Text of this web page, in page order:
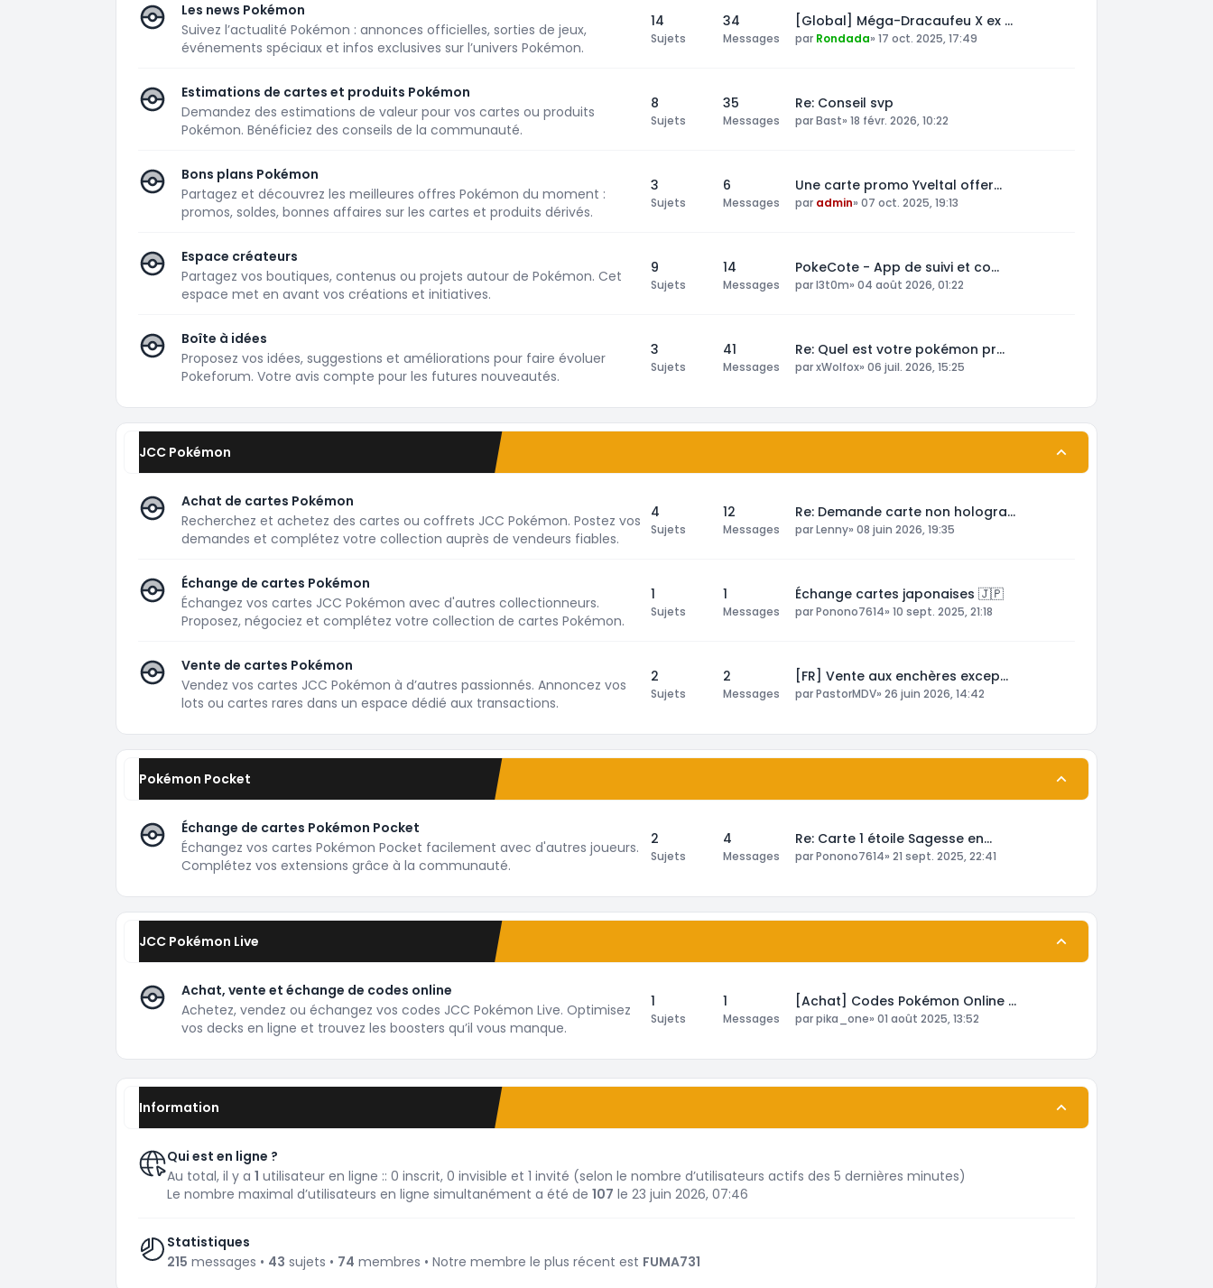
Les news Pokémon
Suivez l’actualité Pokémon : annonces officielles, sorties de jeux,
événements spéciaux et infos exclusives sur l’univers Pokémon.
14
Sujets
34
Messages
[Global] Méga-Dracaufeu X ex …
par Rondada» 17 oct. 2025, 17:49
Estimations de cartes et produits Pokémon
Demandez des estimations de valeur pour vos cartes ou produits
Pokémon. Bénéficiez des conseils de la communauté.
8
Sujets
35
Messages
Re: Conseil svp
parBast» 18 févr. 2026, 10:22
Bons plans Pokémon
Partagez et découvrez les meilleures offres Pokémon du moment :
promos, soldes, bonnes affaires sur les cartes et produits dérivés.
3
Sujets
6
Messages
Une carte promo Yveltal offer…
par admin» 07 oct. 2025, 19:13
Espace créateurs
Partagez vos boutiques, contenus ou projets autour de Pokémon. Cet
espace met en avant vos créations et initiatives.
9
Sujets
14
Messages
PokeCote - App de suivi et co…
parl3t0m» 04 août 2026, 01:22
Boîte à idées
Proposez vos idées, suggestions et améliorations pour faire évoluer
Pokeforum. Votre avis compte pour les futures nouveautés.
3
Sujets
41
Messages
Re: Quel est votre pokémon pr…
parxWolfox» 06 juil. 2026, 15:25
JCC Pokémon
Achat de cartes Pokémon
Recherchez et achetez des cartes ou coffrets JCC Pokémon. Postez vos
demandes et complétez votre collection auprès de vendeurs fiables.
4
Sujets
12
Messages
Re: Demande carte non hologra…
parLenny» 08 juin 2026, 19:35
Échange de cartes Pokémon
Échangez vos cartes JCC Pokémon avec d'autres collectionneurs.
Proposez, négociez et complétez votre collection de cartes Pokémon.
1
Sujets
1
Messages
Échange cartes japonaises 🇯🇵
parPonono7614» 10 sept. 2025, 21:18
Vente de cartes Pokémon
Vendez vos cartes JCC Pokémon à d’autres passionnés. Annoncez vos
lots ou cartes rares dans un espace dédié aux transactions.
2
Sujets
2
Messages
[FR] Vente aux enchères excep…
parPastorMDV» 26 juin 2026, 14:42
Pokémon Pocket
Échange de cartes Pokémon Pocket
Échangez vos cartes Pokémon Pocket facilement avec d'autres joueurs.
Complétez vos extensions grâce à la communauté.
2
Sujets
4
Messages
Re: Carte 1 étoile Sagesse en…
parPonono7614» 21 sept. 2025, 22:41
JCC Pokémon Live
Achat, vente et échange de codes online
Achetez, vendez ou échangez vos codes JCC Pokémon Live. Optimisez
vos decks en ligne et trouvez les boosters qu’il vous manque.
1
Sujets
1
Messages
[Achat] Codes Pokémon Online …
parpika_one» 01 août 2025, 13:52
Information
Qui est en ligne ?
Au total, il y a 1 utilisateur en ligne :: 0 inscrit, 0 invisible et 1 invité (selon le nombre d’utilisateurs actifs des 5 dernières minutes)
Le nombre maximal d’utilisateurs en ligne simultanément a été de 107 le 23 juin 2026, 07:46
Statistiques
215 messages • 43 sujets • 74 membres • Notre membre le plus récent est FUMA731